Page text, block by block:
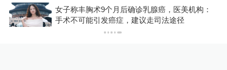
女子称丰胸术9个月后确诊乳腺癌，医美机构：
手术不可能引发癌症，建议走司法途径
沪ICP证：沪B2-20170116 | 沪ICP备14003370号
互联网新闻信息服务许可证：31120170006
沪公网安备 31010602000299号